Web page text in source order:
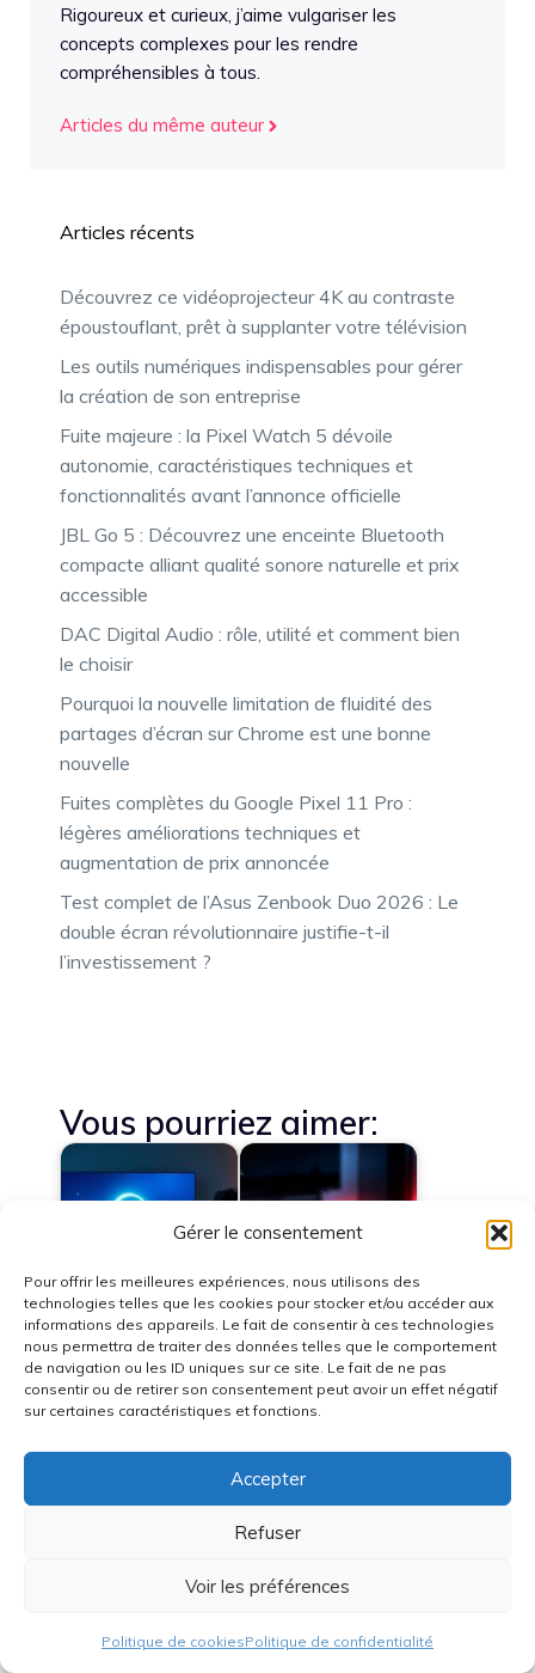
Gérer le consentement
Pour offrir les meilleures expériences, nous utilisons des
technologies telles que les cookies pour stocker et/ou accéder aux
informations des appareils. Le fait de consentir à ces technologies
nous permettra de traiter des données telles que le comportement
de navigation ou les ID uniques sur ce site. Le fait de ne pas
consentir ou de retirer son consentement peut avoir un effet négatif
sur certaines caractéristiques et fonctions.
Accepter
Refuser
Voir les préférences
Politique de cookiesPolitique de confidentialité
Rigoureux et curieux, j’aime vulgariser les
concepts complexes pour les rendre
compréhensibles à tous.
Articles du même auteur
Articles récents
Découvrez ce vidéoprojecteur 4K au contraste
époustouflant, prêt à supplanter votre télévision
Les outils numériques indispensables pour gérer
la création de son entreprise
Fuite majeure : la Pixel Watch 5 dévoile
autonomie, caractéristiques techniques et
fonctionnalités avant l’annonce officielle
JBL Go 5 : Découvrez une enceinte Bluetooth
compacte alliant qualité sonore naturelle et prix
accessible
DAC Digital Audio : rôle, utilité et comment bien
le choisir
Pourquoi la nouvelle limitation de fluidité des
partages d’écran sur Chrome est une bonne
nouvelle
Fuites complètes du Google Pixel 11 Pro :
légères améliorations techniques et
augmentation de prix annoncée
Test complet de l’Asus Zenbook Duo 2026 : Le
double écran révolutionnaire justifie-t-il
l’investissement ?
Vous pourriez aimer:
chargement : causes
fréquentes et…
l’Univers Freebox :
Tout savoir…
Comment débloquer Iron TV Pro en panne
: solutions et conseils
comparatif vitesse,
causes et solutions